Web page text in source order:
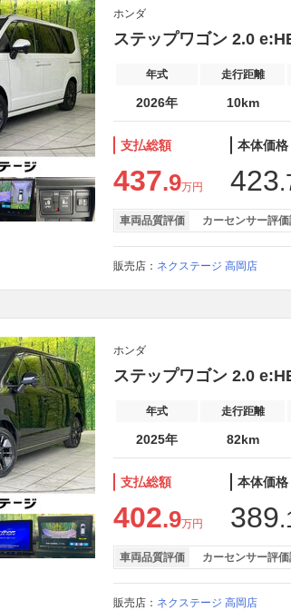
ホンダ
ステップワゴン 2.0
年式 走行距離
2026年 10km
支払総額
437.9万円
本体価格
423
車両品質評価 カーセンサー評価
販売店： ネクステージ 高岡店
ホンダ
ステップワゴン 2.0
年式 走行距離
2025年 82km
支払総額
402.9万円
本体価格
389
車両品質評価 カーセンサー評価
販売店： ネクステージ 高岡店